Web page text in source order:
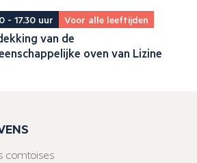
- 17.30 uur Voor alle leeftijden
van de
oven van Lizine
comtoises